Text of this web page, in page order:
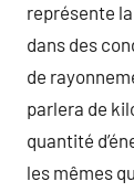
représente
dans des
de
parlera de
quantité
les mêmes